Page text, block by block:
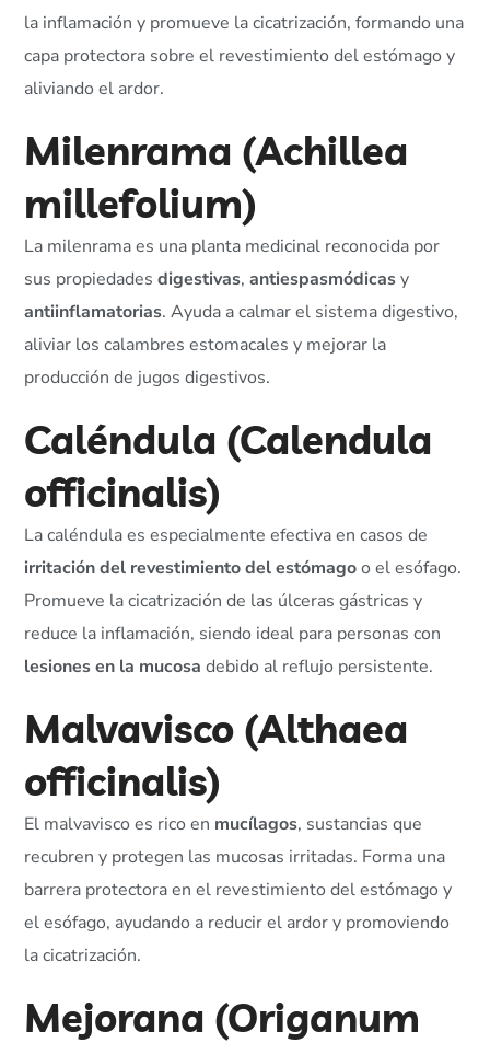
la inflamación y promueve la cicatrización, formando una
capa protectora sobre el revestimiento del estómago y
aliviando el ardor.
Milenrama (Achillea
millefolium)
La milenrama es una planta medicinal reconocida por
sus propiedadesdigestivas,antiespasmódicasy
antiinflamatorias. Ayuda a calmar el sistema digestivo,
aliviar los calambres estomacales y mejorar la
producción de jugos digestivos.
Caléndula (Calendula
officinalis)
La caléndula es especialmente efectiva en casos de
irritación del revestimiento del estómagoo el esófago.
Promueve la cicatrización de las úlceras gástricas y
reduce la inflamación, siendo ideal para personas con
lesiones en la mucosa debido al reflujo persistente.
Malvavisco (Althaea
officinalis)
El malvavisco es rico en mucílagos, sustancias que
recubren y protegen las mucosas irritadas. Forma una
barrera protectora en el revestimiento del estómago y
el esófago, ayudando a reducir el ardor y promoviendo
la cicatrización.
Mejorana (Origanum